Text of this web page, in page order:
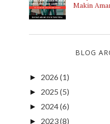
Makin
BLOG
► 2026 (1)
► 2025 (5)
► 2024(6)
► 2023(8)